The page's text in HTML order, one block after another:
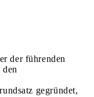
der führenden
gegründet,